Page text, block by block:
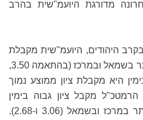
דני לוי (2.44) ואחרונה מדורגת היועמ"שית בהרב
בקרב היהודים, היועמ"שית מקבלת
את הציון הממוצע הגבוה ביותר בשמאל ובמרכז (בהתאמה 3.50,
היא מקבלת ציון ממוצע נמוך
זאת הרמטכ"ל מקבל ציון גבוה בימין
(3.22) אבל ציונים נמוכים יותר במרכז ובשמאל (3.06 ו-2.68).